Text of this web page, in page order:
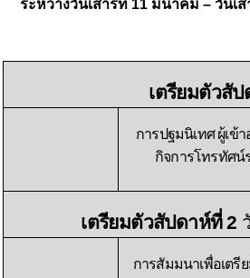
ระหว่างวันเสาร์ที่ 11 มีนาคม – วันเ
เตรียมตัวสั
การปฐมนิเทศ ผู้เข้
กิจการโทรทัศ
เตรียมตัวสัปดาห์ที่ 2
การสัมมนาเพื่อเตรี